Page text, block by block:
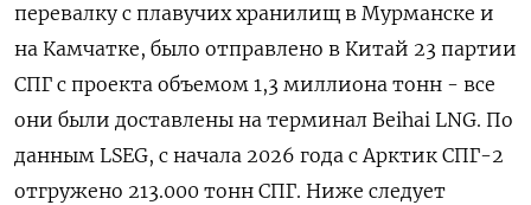
перевалку с плавучих хранилищ в Мурманске и
на Камчатке, было отправлено в Китай 23 партии
⁠СПГ с проекта объемом 1,​3 миллиона тонн - все
они были доставлены на ⁠терминал Beihai LNG. По
данным LSEG, с начала 2026 года с Арктик СПГ-2
отгружено 213.000 тонн СПГ. Ниже следует